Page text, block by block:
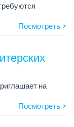
Посмотреть >
на
Посмотреть >